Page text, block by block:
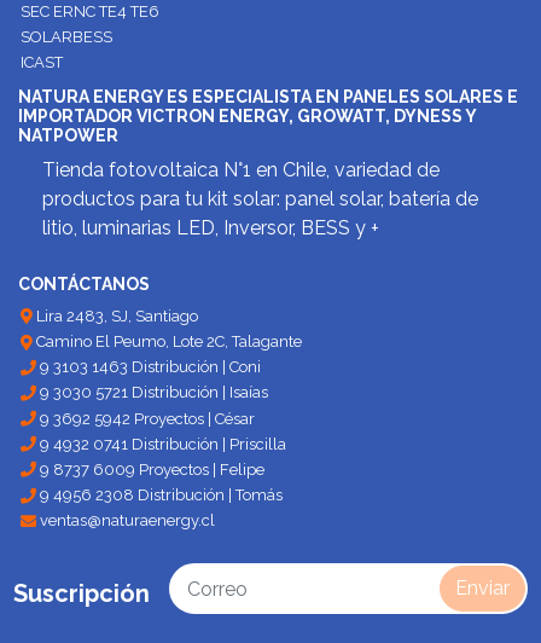
SEC ERNC TE4 TE6
SOLARBESS
ICAST
NATURA ENERGY ES ESPECIALISTA EN PANELES SOLARES E
IMPORTADOR VICTRON ENERGY, GROWATT, DYNESS Y
NATPOWER
Tienda fotovoltaica N°1 en Chile, variedad de
productos para tu kit solar: panel solar, batería de
litio, luminarias LED, Inversor, BESS y +
CONTÁCTANOS
Lira 2483, SJ, Santiago
Camino El Peumo, Lote 2C, Talagante
9 3103 1463 Distribución | Coni
9 3030 5721 Distribución | Isaías
9 3692 5942 Proyectos | César
9 4932 0741 Distribución | Priscilla
9 8737 6009 Proyectos | Felipe
9 4956 2308 Distribución | Tomás
ventas@naturaenergy.cl
Suscripción Enviar